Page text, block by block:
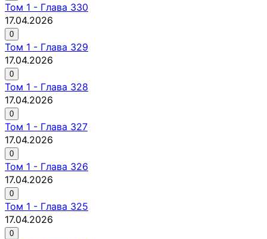
Том 1 - Глава 330
17.04.2026
0
Том 1 - Глава 329
17.04.2026
0
Том 1 - Глава 328
17.04.2026
0
Том 1 - Глава 327
17.04.2026
0
Том 1 - Глава 326
17.04.2026
0
Том 1 - Глава 325
17.04.2026
0